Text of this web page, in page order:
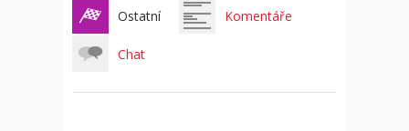
Ostatní Komentáře
Chat